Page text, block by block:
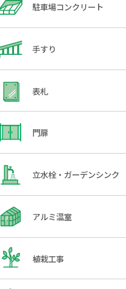
駐車場コンクリート
手すり
表札
門扉
立水栓・ガーデンシンク
アルミ温室
植栽工事